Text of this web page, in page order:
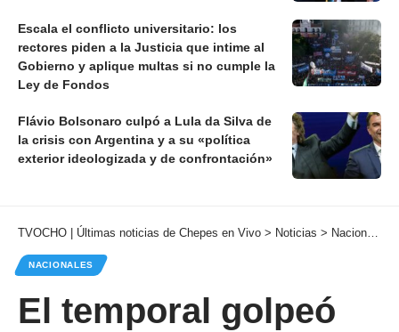
Escala el conflicto universitario: los
rectores piden a la Justicia que intime al
Gobierno y aplique multas si no cumple la
Ley de Fondos
Flávio Bolsonaro culpó a Lula da Silva de
la crisis con Argentina y a su «política
exterior ideologizada y de confrontación»
TVOCHO | Últimas noticias de Chepes en Vivo > Noticias > Nacionales
NACIONALES
El temporal golpeó